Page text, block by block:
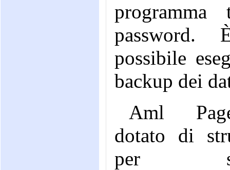
programma
password.
possibile
backup dei
Aml
dotato di
per